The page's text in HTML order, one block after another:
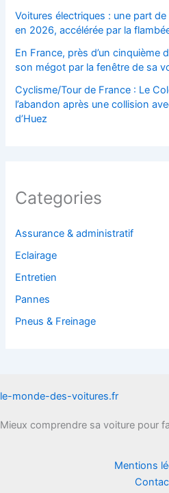
Voitures électriques : une part
en 2026, accélérée par la
En France, près d’un cinquième
son mégot par la fenêtre de sa
Cyclisme/Tour de France : Le
l’abandon après une collision
d’Huez
Categories
Assurance & administratif
Eclairage
Entretien
Pannes
Pneus & Freinage
le-monde-des-voitures.fr
Mieux comprendre sa voiture pour
Mentions